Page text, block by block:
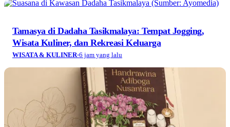
Tamasya di Dadaha Tasikmalaya: Tempat Jogging,
Wisata Kuliner, dan Rekreasi Keluarga
WISATA & KULINER·6 jam yang lalu